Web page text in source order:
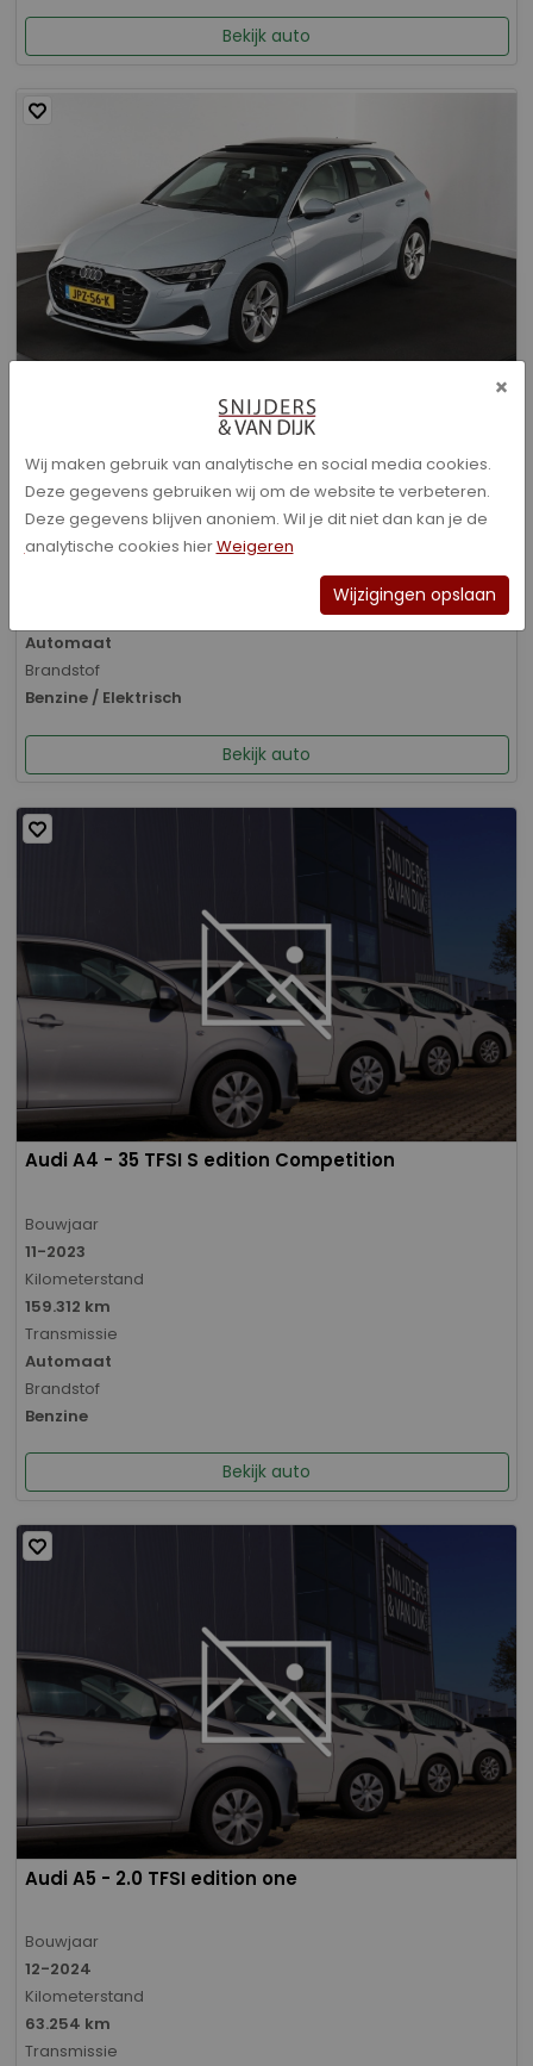
Bekijk auto
Audi A3 - Sportback 40 TFSI e Advanced edition
Bouwjaar
01-2026
Kilometerstand
Automaat
Brandstof
Benzine / Elektrisch
Bekijk auto
Audi A4 - 35 TFSI S edition Competition
Bouwjaar
11-2023
Kilometerstand
159.312 km
Transmissie
Automaat
Brandstof
Benzine
Bekijk auto
Audi A5 - 2.0 TFSI edition one
Bouwjaar
12-2024
Kilometerstand
63.254 km
Transmissie
×
Wij maken gebruik van analytische en social media cookies.
Deze gegevens gebruiken wij om de website te verbeteren.
Deze gegevens blijven anoniem. Wil je dit niet dan kan je de
analytische cookies hierWeigeren
Wijzigingen opslaan